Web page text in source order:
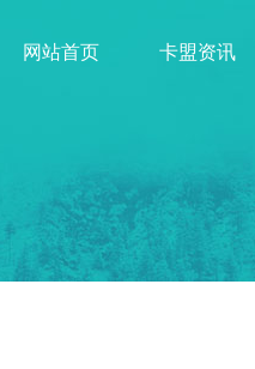
网站首页 卡盟资讯